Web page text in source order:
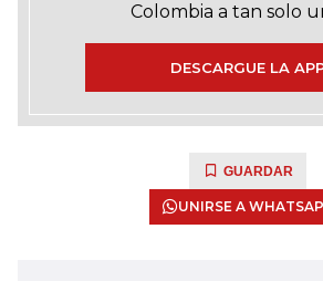
Colombia a tan solo
DESCARGUE LA
GUARDAR
UNIRSE A